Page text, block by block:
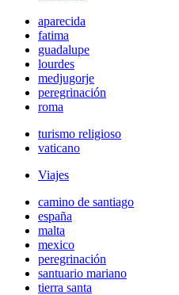
aparecida
fatima
guadalupe
lourdes
medjugorje
peregrinación
roma
turismo religioso
vaticano
Viajes
camino de santiago
españa
malta
mexico
peregrinación
santuario mariano
tierra santa